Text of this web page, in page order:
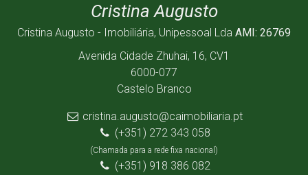
Cristina Augusto
Cristina Augusto - Imobiliária, Unipessoal Lda AMI: 26769
Avenida Cidade Zhuhai, 16, CV1
6000-077
Castelo Branco
cristina.augusto@caimobiliaria.pt
(+351) 272 343 058
(Chamada para a rede fixa nacional)
(+351) 918 386 082